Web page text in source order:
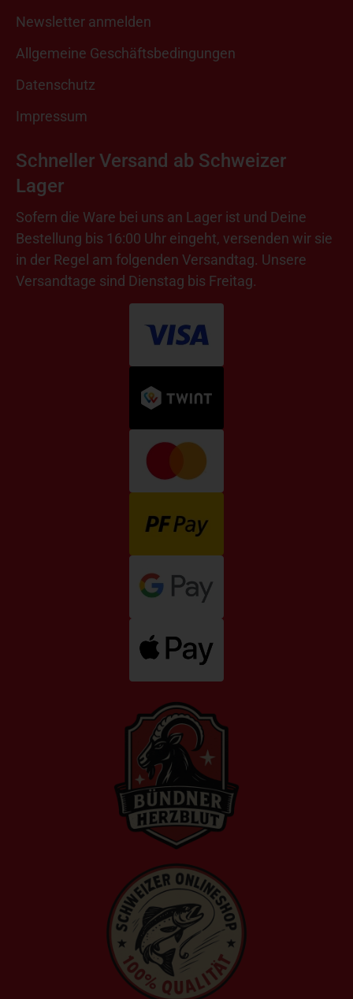
Newsletter anmelden
Allgemeine Geschäftsbedingungen
Datenschutz
Impressum
Schneller Versand ab Schweizer
Lager
Sofern die Ware bei uns an Lager ist und Deine
Bestellung bis 16:00 Uhr eingeht, versenden wir sie
in der Regel am folgenden Versandtag. Unsere
Versandtage sind Dienstag bis Freitag.